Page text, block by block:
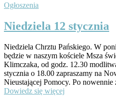
Ogłoszenia
Niedziela 12 stycznia
Niedziela Chrztu Pańskiego. W
będzie w naszym kościele Msza
Klimczaka, od godz. 12.30
stycznia o 18.00 zapraszamy na
Nieustającej Pomocy. Po nowennie
Dowiedz się więcej